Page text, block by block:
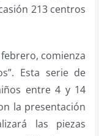
213 centros
comienza
Esta serie de
entre 4 y 14
la presentación
las piezas